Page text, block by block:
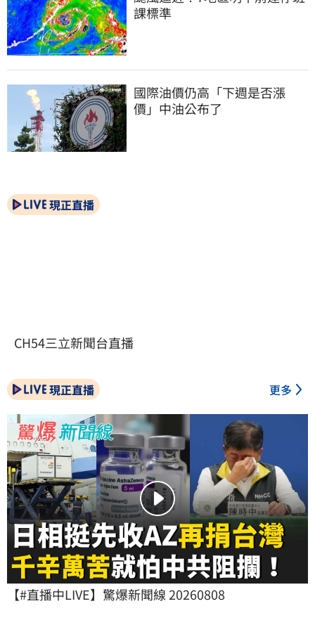
課標準
國際油價仍高「下週是否漲
價」中油公布了
現正直播
CH54三立新聞台直播
現正直播 更多
【#直播中LIVE】驚爆新聞線 20260808